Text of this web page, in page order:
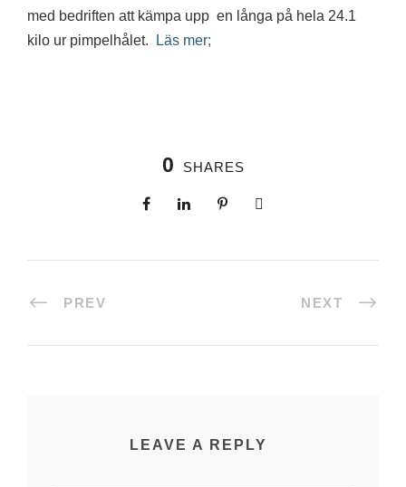
med bedriften att kämpa upp en långa på hela 24.1
kilo ur pimpelhålet.
Läs mer;
0 SHARES
PREV NEXT
LEAVE A REPLY